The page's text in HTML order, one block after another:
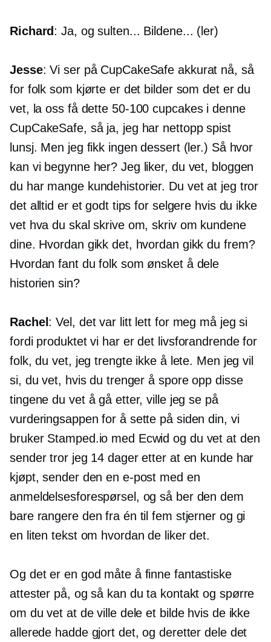
Richard: Ja, og sulten... Bildene... (ler)
Jesse: Vi ser på CupCakeSafe akkurat nå, så
for folk som kjørte er det bilder som det er du
vet, la oss få dette 50-100 cupcakes i denne
CupCakeSafe, så ja, jeg har nettopp spist
lunsj. Men jeg fikk ingen dessert (ler.) Så hvor
kan vi begynne her? Jeg liker, du vet, bloggen
du har mange kundehistorier. Du vet at jeg tror
det alltid er et godt tips for selgere hvis du ikke
vet hva du skal skrive om, skriv om kundene
dine. Hvordan gikk det, hvordan gikk du frem?
Hvordan fant du folk som ønsket å dele
historien sin?
Rachel : Vel, det var litt lett for meg må jeg si
fordi produktet vi har er det livsforandrendefor
folk, du vet, jeg trengte ikke å lete. Men jeg vil
si, du vet, hvis du trenger å spore opp disse
tingene du vet å gå etter, ville jeg se på
vurderingsappen for å sette på siden din, vi
bruker Stamped.io med Ecwid og du vet at den
sender tror jeg 14 dager etter at en kunde har
kjøpt, sender den en e-post med en
anmeldelsesforespørsel, og så ber den dem
bare rangere den fra én til fem stjerner og gi
en liten tekst om hvordan de liker det.
Og det er en god måte å finne fantastiske
attester på, og så kan du ta kontakt og spørre
om du vet at de ville dele et bilde hvis de ikke
allerede hadde gjort det, og deretter dele det